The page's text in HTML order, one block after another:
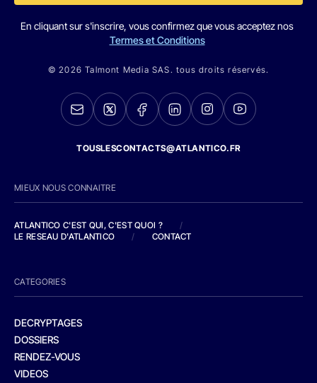
En cliquant sur s'inscrire, vous confirmez que vous acceptez nos
Termes et Conditions
© 2026 Talmont Media SAS. tous droits réservés.
TOUSLESCONTACTS@ATLANTICO.FR
MIEUX NOUS CONNAITRE
ATLANTICO C'EST QUI, C'EST QUOI ?
/
LE RESEAU D'ATLANTICO
/ CONTACT
CATEGORIES
DECRYPTAGES
DOSSIERS
RENDEZ-VOUS
VIDEOS